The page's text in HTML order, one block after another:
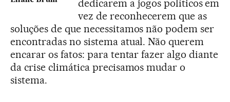
dedicarem a jogos políticos em
vez de reconhecerem que as
soluções de que necessitamos não podem ser
encontradas no sistema atual. Não querem
encarar os fatos: para tentar fazer algo diante
da crise climática precisamos mudar o
sistema.